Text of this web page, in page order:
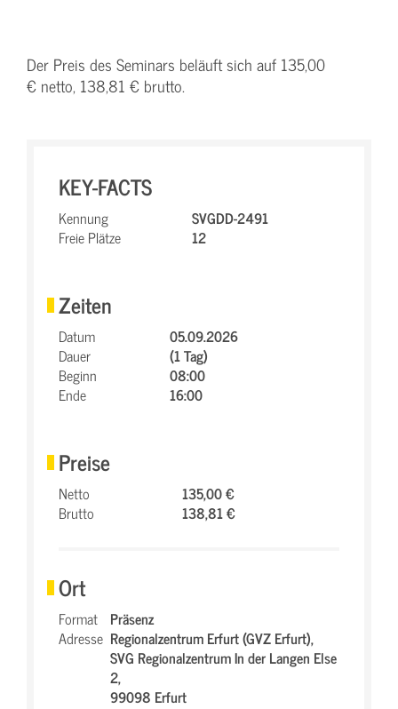
Der Preis des Seminars beläuft sich auf 135,00
€ netto, 138,81 € brutto.
KEY-FACTS
Kennung
SVGDD-2491
Freie Plätze
12
Zeiten
Datum
05.09.2026
Dauer
(1 Tag)
Beginn
08:00
Ende
16:00
Preise
Netto
135,00 €
Brutto
138,81 €
Ort
Format Präsenz
Adresse Regionalzentrum Erfurt (GVZ Erfurt),
SVG Regionalzentrum In der Langen Else
2,
99098 Erfurt